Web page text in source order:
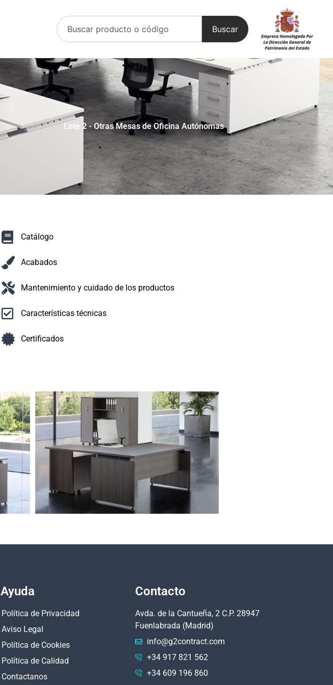
Buscar
Lote 2-Otras Mesas de Oficina Autónomas
Catálogo
Acabados
Mantenimiento y cuidado de los productos
Características técnicas
Certificados
Ayuda
Política de Privacidad
Aviso Legal
Política de Cookies
Política de Calidad
Contactanos
Contacto
Avda. de la Cantueña, 2 C.P. 28947
Fuenlabrada (Madrid)
info@g2contract.com
+34 917 821 562
+34 609 196 860